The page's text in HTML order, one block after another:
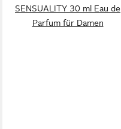
SENSUALITY 30 ml Eau de
Parfum für Damen